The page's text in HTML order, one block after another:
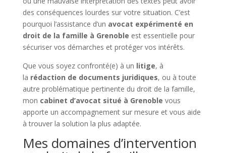
des conséquences lourdes sur votre situation. C’est
pourquoi l’assistance d’un avocat expérimenté en
droit de la famille à Grenoble est essentielle pour
sécuriser vos démarches et protéger vos intérêts.
Que vous soyez confronté(e) à un litige, à
la rédaction de documents juridiques, ou à toute
autre problématique pertinente du droit de la famille,
mon cabinet d’avocat situé à Grenoble vous
apporte un accompagnement sur mesure et vous aide
à trouver la solution la plus adaptée.
Mes domaines d’intervention